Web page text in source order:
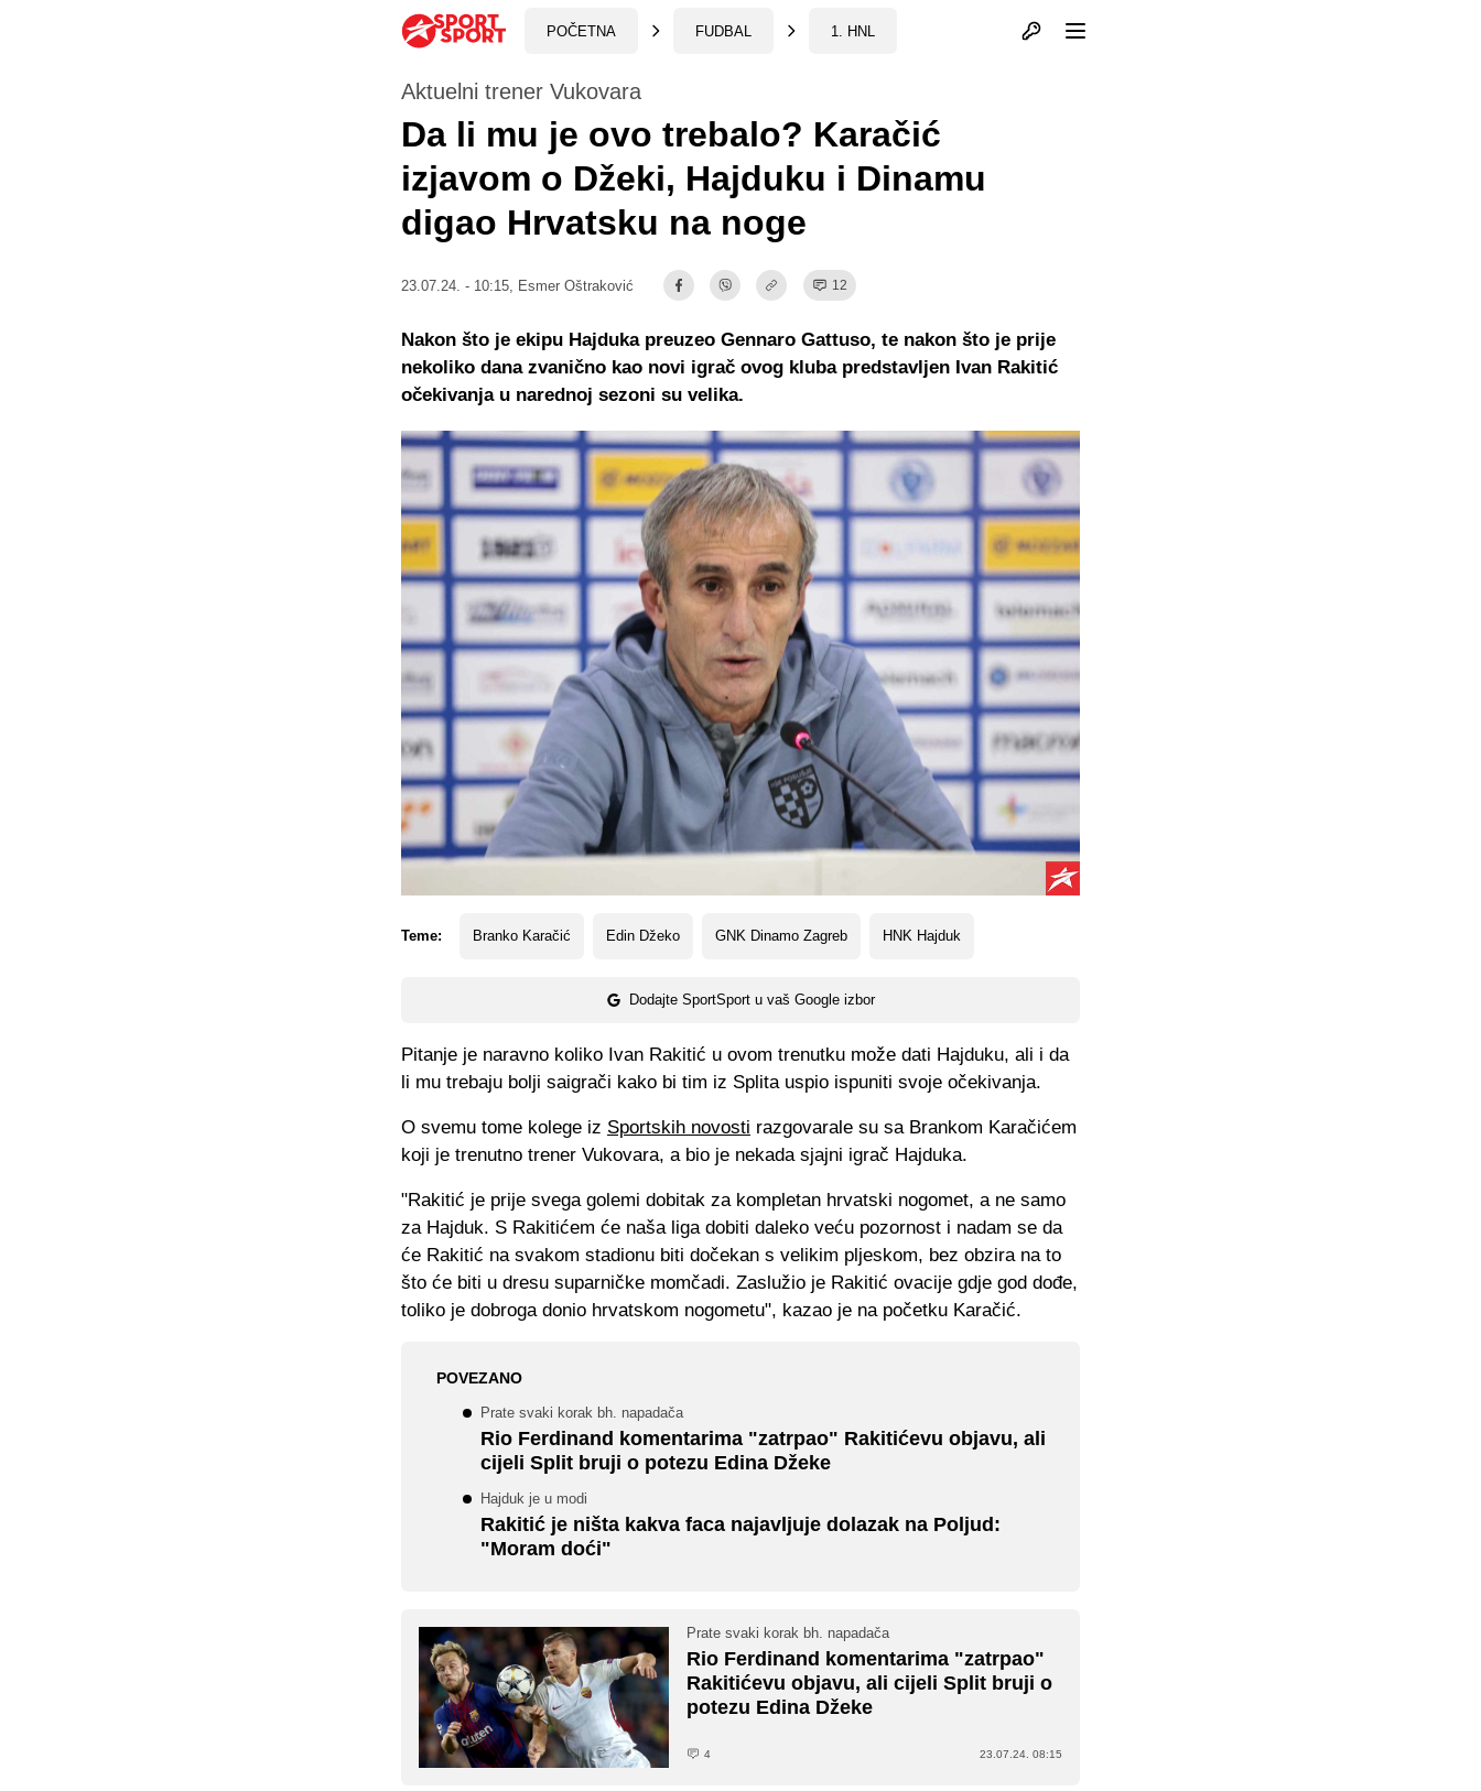
POČETNA FUDBAL 1. HNL Otvori profil
Aktuelni trener Vukovara
Da li mu je ovo trebalo? Karačić
izjavom o Džeki, Hajduku i Dinamu
digao Hrvatsku na noge
23.07.24. - 10:15, Esmer Oštraković 12
Teme: Branko Karačić Edin Džeko GNK Dinamo Zagreb HNK Hajduk
Dodajte SportSport u vaš Google izbor
Nakon što je ekipu Hajduka preuzeo Gennaro Gattuso, te nakon što je prije
nekoliko dana zvanično kao novi igrač ovog kluba predstavljen Ivan Rakitić
očekivanja u narednoj sezoni su velika.
Pitanje je naravno koliko Ivan Rakitić u ovom trenutku može dati Hajduku, ali i da
li mu trebaju bolji saigrači kako bi tim iz Splita uspio ispuniti svoje očekivanja.
O svemu tome kolege iz Sportskih novosti razgovarale su sa Brankom Karačićem
koji je trenutno trener Vukovara, a bio je nekada sjajni igrač Hajduka.
"Rakitić je prije svega golemi dobitak za kompletan hrvatski nogomet, a ne samo
za Hajduk. S Rakitićem će naša liga dobiti daleko veću pozornost i nadam se da
će Rakitić na svakom stadionu biti dočekan s velikim pljeskom, bez obzira na to
što će biti u dresu suparničke momčadi. Zaslužio je Rakitić ovacije gdje god dođe,
toliko je dobroga donio hrvatskom nogometu", kazao je na početku Karačić.
POVEZANO
Prate svaki korak bh. napadača
Rio Ferdinand komentarima "zatrpao" Rakitićevu objavu, ali
cijeli Split bruji o potezu Edina Džeke
Hajduk je u modi
Rakitić je ništa kakva faca najavljuje dolazak na Poljud:
"Moram doći"
Prate svaki korak bh. napadača
Rio Ferdinand komentarima "zatrpao"
Rakitićevu objavu, ali cijeli Split bruji o
potezu Edina Džeke
4 23.07.24. 08:15